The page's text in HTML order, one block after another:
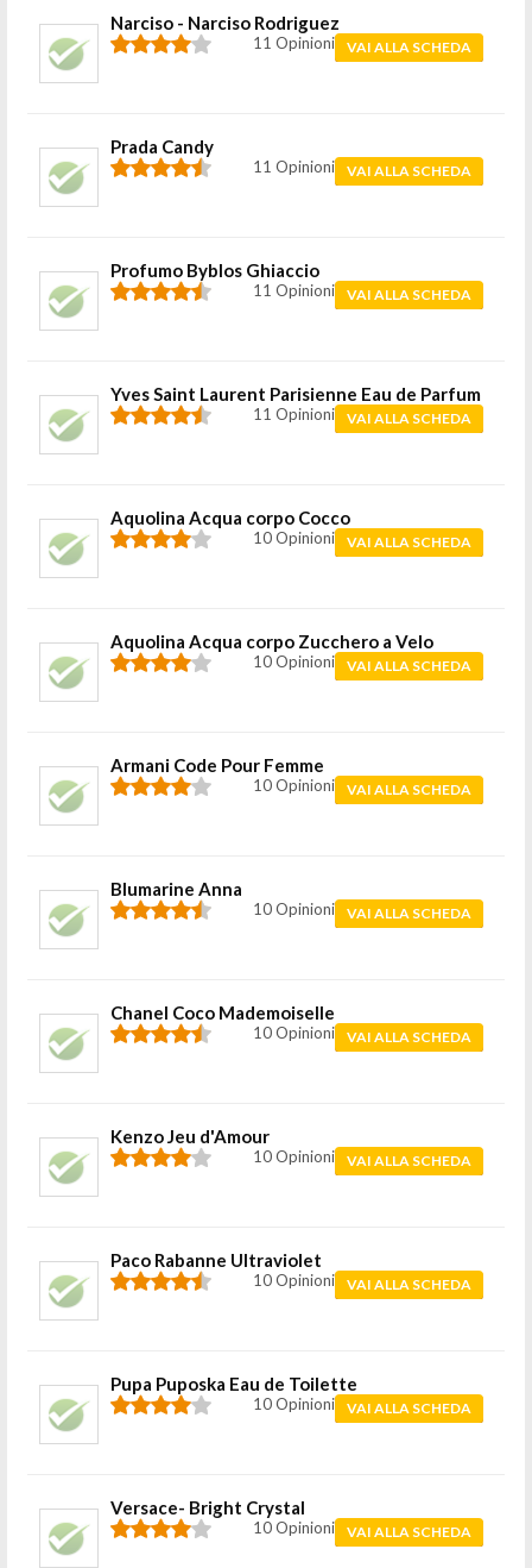
Narciso - Narciso Rodriguez
11 Opinioni VAI ALLA SCHEDA
Prada Candy
11 Opinioni VAI ALLA SCHEDA
Profumo Byblos Ghiaccio
11 Opinioni VAI ALLA SCHEDA
Yves Saint Laurent Parisienne Eau de Parfum
11 Opinioni VAI ALLA SCHEDA
Aquolina Acqua corpo Cocco
10 Opinioni VAI ALLA SCHEDA
Aquolina Acqua corpo Zucchero a Velo
10 Opinioni VAI ALLA SCHEDA
Armani Code Pour Femme
10 Opinioni VAI ALLA SCHEDA
Blumarine Anna
10 Opinioni VAI ALLA SCHEDA
Chanel Coco Mademoiselle
10 Opinioni VAI ALLA SCHEDA
Kenzo Jeu d'Amour
10 Opinioni VAI ALLA SCHEDA
Paco Rabanne Ultraviolet
10 Opinioni VAI ALLA SCHEDA
Pupa Puposka Eau de Toilette
10 Opinioni VAI ALLA SCHEDA
Versace- Bright Crystal
10 Opinioni VAI ALLA SCHEDA